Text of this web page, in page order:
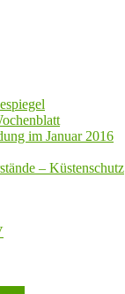
im Januar 2016
– Küstenschutz